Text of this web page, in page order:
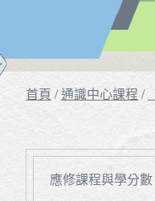
首頁 /通識中心課程 /
應修課程與學分數